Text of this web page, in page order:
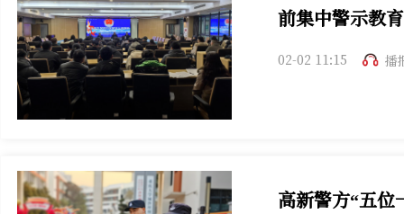
前集中警示教育
02-02 11:15 播
高新警方“五位